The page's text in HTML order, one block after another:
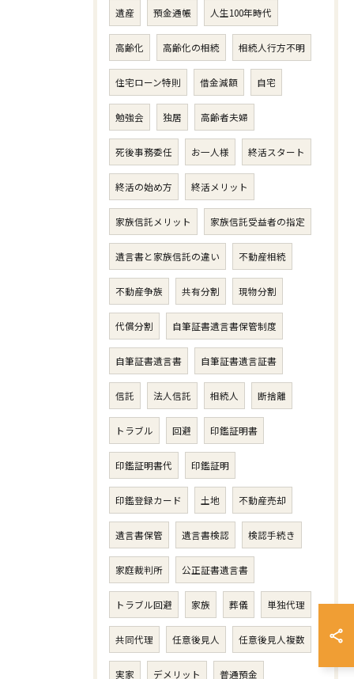
遺産 預金通帳 人生100年時代
高齢化 高齢化の相続 相続人行方不明
住宅ローン特則 借金減額 自宅
勉強会 独居 高齢者夫婦
死後事務委任 お一人様 終活スタート
終活の始め方 終活メリット
家族信託メリット 家族信託受益者の指定
遺言書と家族信託の違い 不動産相続
不動産争族 共有分割 現物分割
代償分割 自筆証書遺言書保管制度
自筆証書遺言書 自筆証書遺言証書
信託 法人信託 相続人 断捨離
トラブル 回避 印鑑証明書
印鑑証明書代 印鑑証明
印鑑登録カード 土地 不動産売却
遺言書保管 遺言書検認 検認手続き
家庭裁判所 公正証書遺言書
トラブル回避 家族 葬儀 単独代理
共同代理 任意後見人 任意後見人複数
実家 デメリット 普通預金